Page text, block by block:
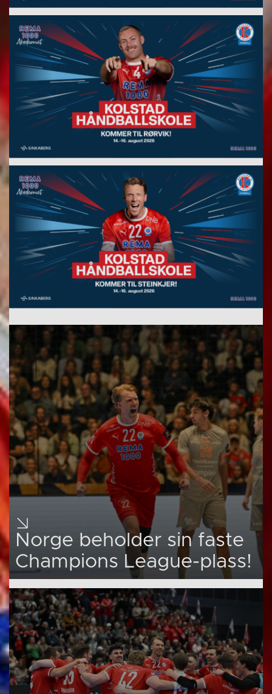
Norge beholder sin faste
Champions League-plass!